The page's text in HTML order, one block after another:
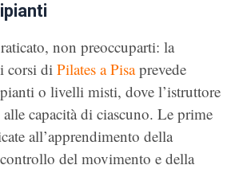
non preoccuparti: la
corsi di Pilates a Pisaprevede
o livelli misti, dove l’istruttore
capacità di ciascuno. Le prime
all’apprendimento della
del movimento e della